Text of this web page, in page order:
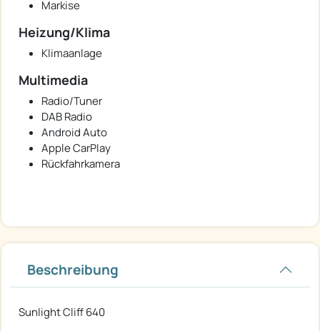
Markise
Heizung/Klima
Klimaanlage
Multimedia
Radio/Tuner
DAB Radio
Android Auto
Apple CarPlay
Rückfahrkamera
Beschreibung
Sunlight Cliff 640